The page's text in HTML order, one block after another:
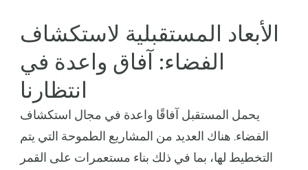
الأبعاد المستقبلية لاستكشاف
الفضاء: آفاق واعدة في
انتظارنا
يحمل المستقبل آفاقًا واعدة في مجال استكشاف
الفضاء. هناك العديد من المشاريع الطموحة التي يتم
التخطيط لها، بما في ذلك بناء مستعمرات على القمر